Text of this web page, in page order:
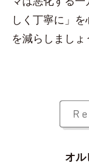
しく丁寧に」
を減らしましょ
オ